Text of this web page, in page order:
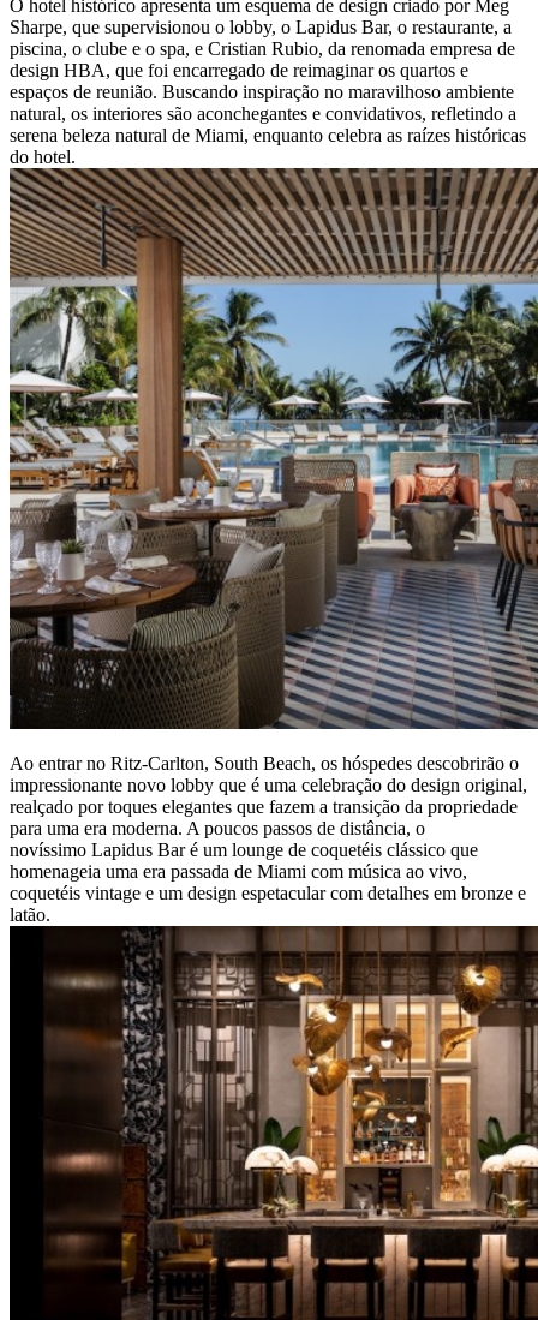
O hotel histórico apresenta um esquema de design criado por Meg
Sharpe, que supervisionou o lobby, o Lapidus Bar, o restaurante, a
piscina, o clube e o spa, e Cristian Rubio, da renomada empresa de
design HBA, que foi encarregado de reimaginar os quartos e
espaços de reunião. Buscando inspiração no maravilhoso ambiente
natural, os interiores são aconchegantes e convidativos, refletindo a
serena beleza natural de Miami, enquanto celebra as raízes históricas
do hotel.
Ao entrar no Ritz-Carlton, South Beach, os hóspedes descobrirão o
impressionante novo lobby que é uma celebração do design original,
realçado por toques elegantes que fazem a transição da propriedade
para uma era moderna. A poucos passos de distância, o
novíssimo Lapidus Bar é um lounge de coquetéis clássico que
homenageia uma era passada de Miami com música ao vivo,
coquetéis vintage e um design espetacular com detalhes em bronze e
latão.